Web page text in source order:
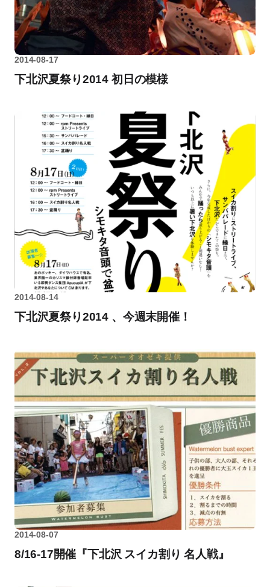
2014-08-17
下北沢夏祭り2014 初日の模様
2014-08-14
下北沢夏祭り2014 、今週末開催！
2014-08-07
8/16-17開催『下北沢 スイカ割り 名人戦』